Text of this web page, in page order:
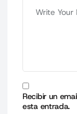
Recibir un
esta entrada.